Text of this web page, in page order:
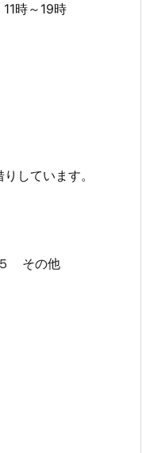
時～19時
しています。
５ その他